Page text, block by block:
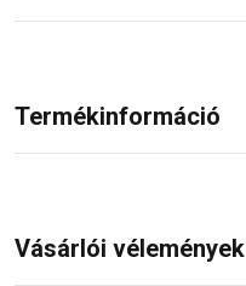
Termékinformáció
Vásárlói vélemények